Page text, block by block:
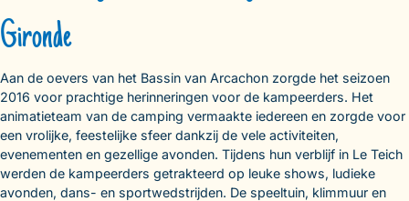
Gironde
Aan de oevers van het Bassin van Arcachon zorgde het seizoen
2016 voor prachtige herinneringen voor de kampeerders. Het
animatieteam van de camping vermaakte iedereen en zorgde voor
een vrolijke, feestelijke sfeer dankzij de vele activiteiten,
evenementen en gezellige avonden. Tijdens hun verblijf in Le Teich
werden de kampeerders getrakteerd op leuke shows, ludieke
avonden, dans- en sportwedstrijden. De speeltuin, klimmuur en